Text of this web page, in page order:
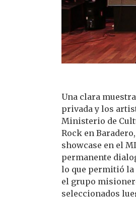
Una clara
privada y los
Ministerio de
Rock en
showcase en el
permanente
lo que permitió la
el grupo
seleccionados